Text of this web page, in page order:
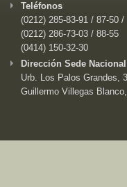
Teléfonos
(0212) 285-83-91 / 87-50 /
(0212) 286-73-03 / 88-55
(0414) 150-32-30
Dirección Sede
Urb. Los Palos Grandes,
Guillermo Villegas